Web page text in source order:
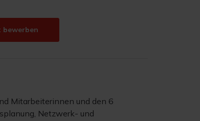
bewerben
Mitarbeiterinnen und den 6
Netzwerk- und